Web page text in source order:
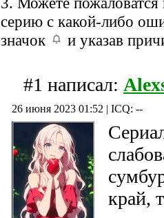
серию с какой-либо
значок
и указав
#1 написал:
26 июня 2023 01:52 | ICQ: --
край,